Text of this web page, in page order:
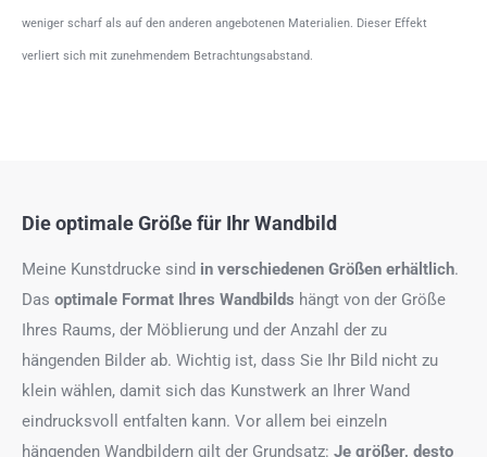
weniger scharf als auf den anderen angebotenen Materialien. Dieser Effekt
verliert sich mit zunehmendem Betrachtungsabstand.
Die optimale Größe für Ihr Wandbild
Meine Kunstdrucke sind in verschiedenen Größen erhältlich.
Das optimale Format Ihres Wandbilds hängt von der Größe
Ihres Raums, der Möblierung und der Anzahl der zu
hängenden Bilder ab. Wichtig ist, dass Sie Ihr Bild nicht zu
klein wählen, damit sich das Kunstwerk an Ihrer Wand
eindrucksvoll entfalten kann. Vor allem bei einzeln
hängenden Wandbildern gilt der Grundsatz: Je größer, desto